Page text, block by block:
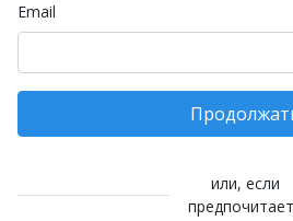
Email
или, если